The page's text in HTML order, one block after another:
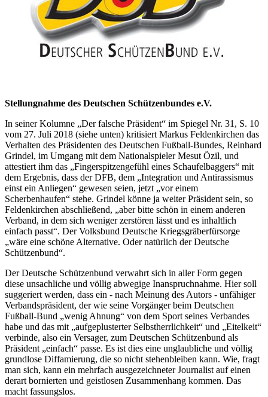
Stellungnahme des Deutschen Schützenbundes e.V.
In seiner Kolumne „Der falsche Präsident“ im Spiegel Nr. 31, S. 10
vom 27. Juli 2018 (siehe unten) kritisiert Markus Feldenkirchen das
Verhalten des Präsidenten des Deutschen Fußball-Bundes, Reinhard
Grindel, im Umgang mit dem Nationalspieler Mesut Özil, und
attestiert ihm das „Fingerspitzengefühl eines Schaufelbaggers“ mit
dem Ergebnis, dass der DFB, dem „Integration und Antirassismus
einst ein Anliegen“ gewesen seien, jetzt „vor einem
Scherbenhaufen“ stehe. Grindel könne ja weiter Präsident sein, so
Feldenkirchen abschließend, „aber bitte schön in einem anderen
Verband, in dem sich weniger zerstören lässt und es inhaltlich
einfach passt“. Der Volksbund Deutsche Kriegsgräberfürsorge
„wäre eine schöne Alternative. Oder natürlich der Deutsche
Schützenbund“.
Der Deutsche Schützenbund verwahrt sich in aller Form gegen
diese unsachliche und völlig abwegige Inanspruchnahme. Hier soll
suggeriert werden, dass ein - nach Meinung des Autors - unfähiger
Verbandspräsident, der wie seine Vorgänger beim Deutschen
Fußball-Bund „wenig Ahnung“ von dem Sport seines Verbandes
habe und das mit „aufgeplusterter Selbstherrlichkeit“ und „Eitelkeit“
verbinde, also ein Versager, zum Deutschen Schützenbund als
Präsident „einfach“ passe. Es ist dies eine unglaubliche und völlig
grundlose Diffamierung, die so nicht stehenbleiben kann. Wie, fragt
man sich, kann ein mehrfach ausgezeichneter Journalist auf einen
derart bornierten und geistlosen Zusammenhang kommen. Das
macht fassungslos.